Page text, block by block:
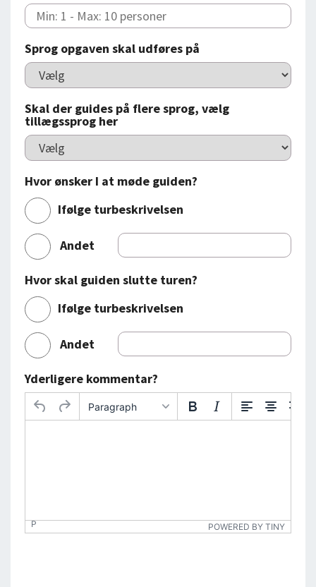
Sprog opgaven skal udføres på
Skal der guides på flere sprog, vælg
tillægssprog her
Hvor ønsker I at møde guiden?
Ifølge turbeskrivelsen
Andet
Hvor skal guiden slutte turen?
Ifølge turbeskrivelsen
Andet
Yderligere kommentar?
Paragraph
P POWERED BY TINY